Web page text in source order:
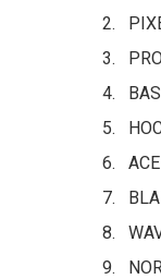
2.
3.
4.
5.
6.
7.
8.
9.